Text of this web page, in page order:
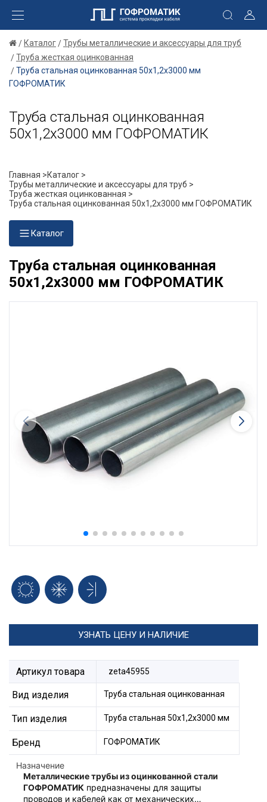
Каталог
Трубы металлические и аксессуары для труб
Труба жесткая оцинкованная
Труба стальная оцинкованная 50x1,2x3000 мм
ГОФРОМАТИК
Труба стальная оцинкованная
50x1,2x3000 мм ГОФРОМАТИК
Главная >Каталог >
Трубы металлические и аксессуары для труб >
Труба жесткая оцинкованная >
Труба стальная оцинкованная 50x1,2x3000 мм ГОФРОМАТИК
Каталог
Труба стальная оцинкованная
50x1,2x3000 мм ГОФРОМАТИК
УЗНАТЬ ЦЕНУ И НАЛИЧИЕ
Артикул товара zeta45955
Вид изделия Труба стальная оцинкованная
Тип изделия Труба стальная 50x1,2x3000 мм
Бренд ГОФРОМАТИК
Назначение
Металлические трубы из оцинкованной стали
ГОФРОМАТИК предназначены для защиты
проводов и кабелей как от механических